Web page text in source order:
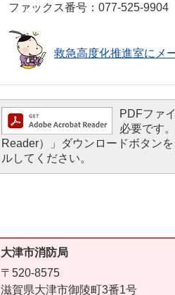
ファックス番号：077-525-9904
救急高度化推進室にメ
PDFファ
必要です
Reader）」ダウンロードボタン
ルしてください。
大津市消防局
〒520-8575
滋賀県大津市御陵町3番1号